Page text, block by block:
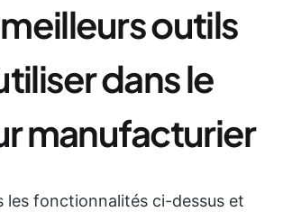
meilleurs outils
dans le
manufacturier
les fonctionnalités ci-dessus et